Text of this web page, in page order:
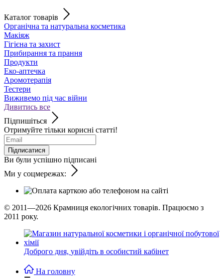
Каталог товарів
Органічна та натуральна косметика
Макіяж
Гігієна та захист
Прибирання та прання
Продукти
Еко-аптечка
Аромотерапія
Тестери
Виживемо під час війни
Дивитись все
Підпишіться
Отримуйте тільки корисні статті!
Підписатися
Ви були успішно підписані
Ми у соцмережах:
© 2011—2026 Крамниця екологічних товарів. Працюємо з
2011 року.
Доброго дня, увійдіть в особистий кабінет
На головну